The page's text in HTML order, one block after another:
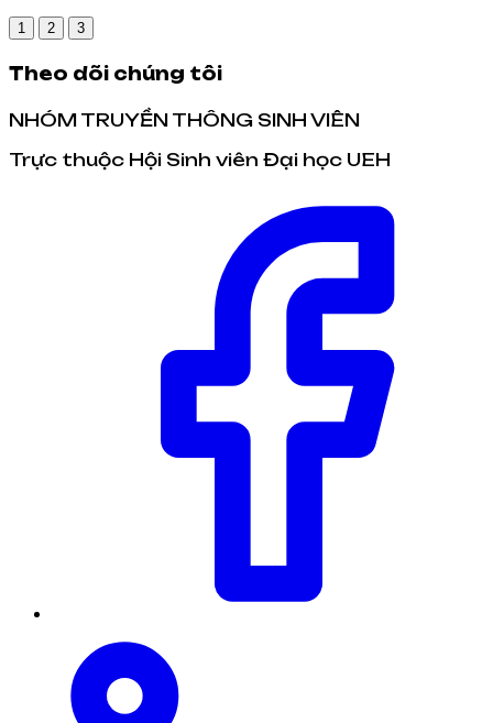
1 2 3
Theo dõi chúng tôi
NHÓM TRUYỀN THÔNG SINH VIÊN
Trực thuộc Hội Sinh viên Đại học UEH